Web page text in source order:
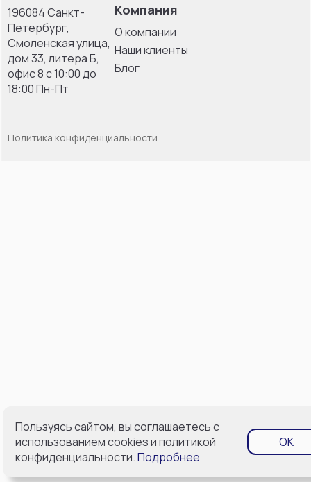
196084 Санкт-
Петербург,
Смоленская улица,
дом 33, литерa Б,
офис 8 с 10:00 до
18:00 Пн-Пт
Компания
О компании
Наши клиенты
Блог
Политика конфиденциальности
Пользуясь сайтом, вы соглашаетесь с
использованием cookies и политикой
конфиденциальности.Подробнее
OK